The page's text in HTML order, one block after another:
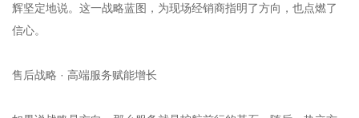
辉坚定地说。这一战略蓝图，为现场经销商指明了方向，也点燃了
信心。
售后战略 · 高端服务赋能增长